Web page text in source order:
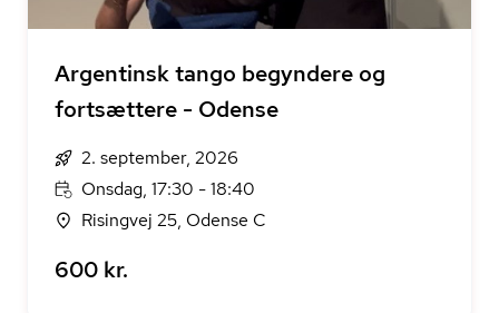
Argentinsk tango begyndere og
fortsættere - Odense
2. september, 2026
Onsdag, 17:30 - 18:40
Risingvej 25, Odense C
600 kr.